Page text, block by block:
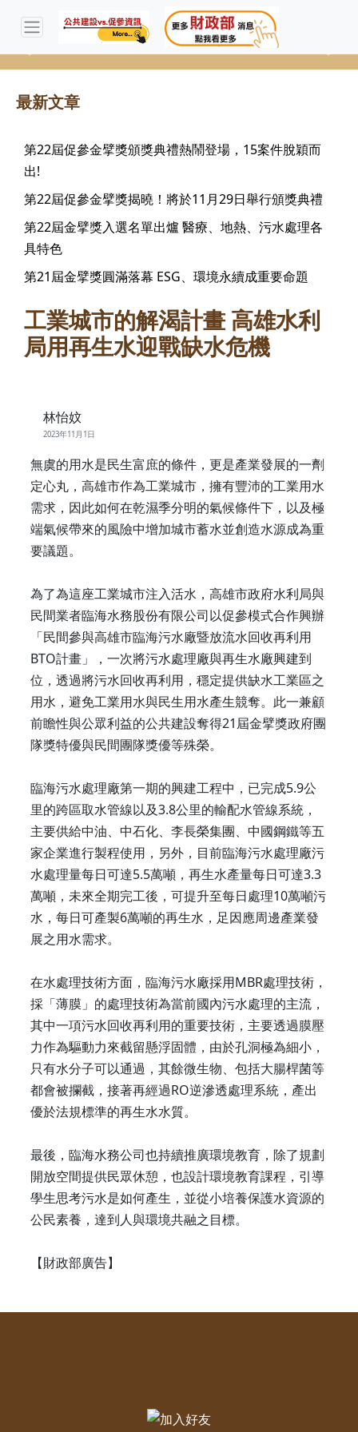
Previous Next
最新文章
第22屆促參金擘獎頒獎典禮熱鬧登場，15案件脫穎而
出!
第22屆促參金擘獎揭曉！將於11月29日舉行頒獎典禮
第22屆金擘獎入選名單出爐 醫療、地熱、污水處理各
具特色
第21屆金擘獎圓滿落幕 ESG、環境永續成重要命題
工業城市的解渴計畫 高雄水利
局用再生水迎戰缺水危機
林怡妏
2023年11月1日
無虞的用水是民生富庶的條件，更是產業發展的一劑
定心丸，高雄市作為工業城市，擁有豐沛的工業用水
需求，因此如何在乾濕季分明的氣候條件下，以及極
端氣候帶來的風險中增加城市蓄水並創造水源成為重
要議題。
為了為這座工業城市注入活水，高雄市政府水利局與
民間業者臨海水務股份有限公司以促參模式合作興辦
「民間參與高雄市臨海污水廠暨放流水回收再利用
BTO計畫」，一次將污水處理廠與再生水廠興建到
位，透過將污水回收再利用，穩定提供缺水工業區之
用水，避免工業用水與民生用水產生競奪。此一兼顧
前瞻性與公眾利益的公共建設奪得21屆金擘獎政府團
隊獎特優與民間團隊獎優等殊榮。
臨海污水處理廠第一期的興建工程中，已完成5.9公
里的跨區取水管線以及3.8公里的輸配水管線系統，
主要供給中油、中石化、李長榮集團、中國鋼鐵等五
家企業進行製程使用，另外，目前臨海污水處理廠污
水處理量每日可達5.5萬噸，再生水產量每日可達3.3
萬噸，未來全期完工後，可提升至每日處理10萬噸污
水，每日可產製6萬噸的再生水，足因應周邊產業發
展之用水需求。
在水處理技術方面，臨海污水廠採用MBR處理技術，
採「薄膜」的處理技術為當前國內污水處理的主流，
其中一項污水回收再利用的重要技術，主要透過膜壓
力作為驅動力來截留懸浮固體，由於孔洞極為細小，
只有水分子可以通過，其餘微生物、包括大腸桿菌等
都會被攔截，接著再經過RO逆滲透處理系統，產出
優於法規標準的再生水水質。
最後，臨海水務公司也持續推廣環境教育，除了規劃
開放空間提供民眾休憩，也設計環境教育課程，引導
學生思考污水是如何產生，並從小培養保護水資源的
公民素養，達到人與環境共融之目標。
【財政部廣告】